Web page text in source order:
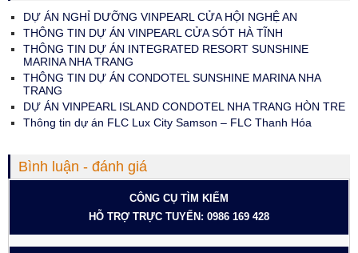
DỰ ÁN NGHỈ DƯỠNG VINPEARL CỬA HỘI NGHỆ AN
THÔNG TIN DỰ ÁN VINPEARL CỬA SÓT HÀ TĨNH
THÔNG TIN DỰ ÁN INTEGRATED RESORT SUNSHINE
MARINA NHA TRANG
THÔNG TIN DỰ ÁN CONDOTEL SUNSHINE MARINA NHA
TRANG
DỰ ÁN VINPEARL ISLAND CONDOTEL NHA TRANG HÒN TRE
Thông tin dự án FLC Lux City Samson – FLC Thanh Hóa
Bình luận - đánh giá
CÔNG CỤ TÌM KIẾM
HỖ TRỢ TRỰC TUYẾN: 0986 169 428